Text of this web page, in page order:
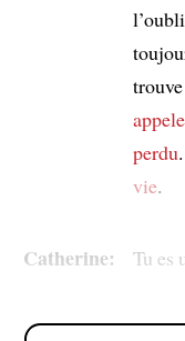
perdu
vie.
Catherine: Tu es